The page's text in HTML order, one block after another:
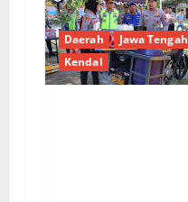
Daerah
Jawa Tengah
Kendal